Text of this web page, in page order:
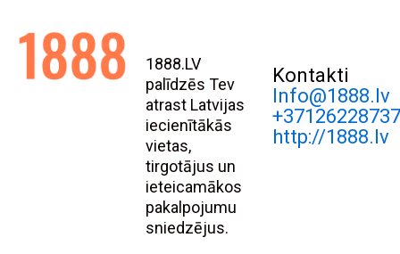
1888.LV
palīdzēs Tev
atrast Latvijas
iecienītākās
vietas,
tirgotājus un
ieteicamākos
pakalpojumu
sniedzējus.
Kontakti
Info@1888.lv
http://1888.lv